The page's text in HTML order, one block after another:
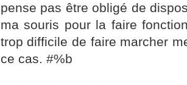
pense pas être obligé de
ma souris pour la faire
trop difficile de faire marcher
ce cas. #%b